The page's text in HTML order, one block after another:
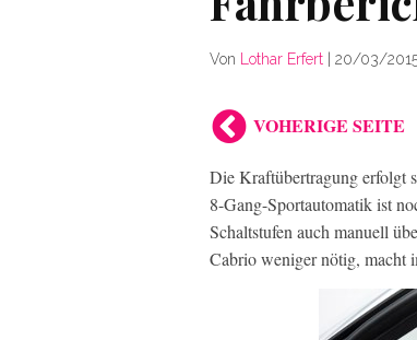
Von Lothar Erfert 20/03/
VOHERIGE SEITE
Die Kraftübertragung erfolgt
8-Gang-Sportautomatik ist
Schaltstufen auch manuell
Cabrio weniger nötig, macht